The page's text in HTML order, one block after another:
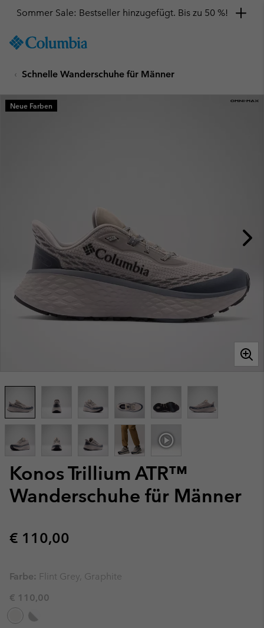
TO
SKIP
MAIN
NAV
Sommer Sale: Bestseller hinzugefügt. Bis zu 50 %!
Schnelle Wanderschuhe für Männer
Konos Trillium ATR™
Wanderschuhe für Männer
Regular price:
€ 110,00
Neue Farben
Farbe: Flint Grey, Graphite
€ 110,00